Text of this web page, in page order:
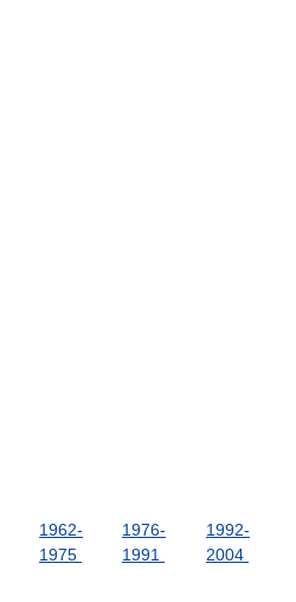
1962-
1975
1976-
1991
1992-
2004